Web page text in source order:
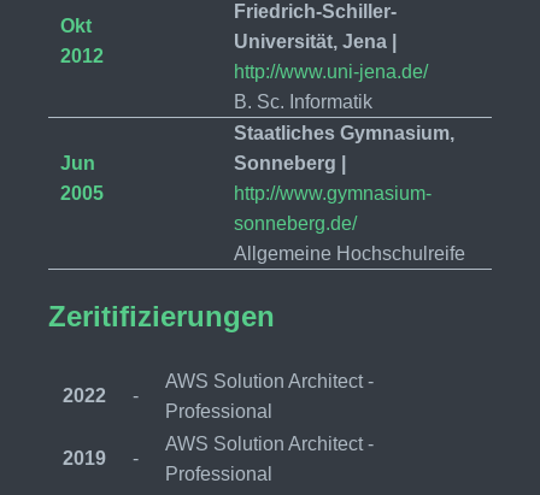
Okt
2012
Friedrich-Schiller-
Universität, Jena |
http://www.uni-jena.de/
B. Sc. Informatik
Jun
2005
Staatliches Gymnasium,
Sonneberg |
http://www.gymnasium-
sonneberg.de/
Allgemeine Hochschulreife
Zeritifizierungen
2022 -
AWS Solution Architect -
Professional
2019 -
AWS Solution Architect -
Professional